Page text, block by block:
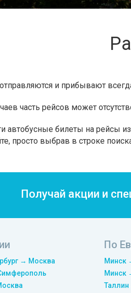
и прибывают
часть рейсов может
автобусные билеты на рейсы
просто выбрав в строке
Получай акции и
→ Москва
По
Минск
Минск
Таллин